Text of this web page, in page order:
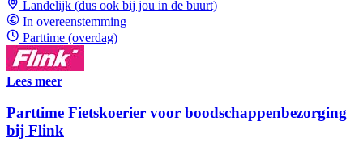
Landelijk (dus ook bij jou in de buurt)
In overeenstemming
Parttime (overdag)
Lees meer
Parttime Fietskoerier voor boodschappenbezorging
bij Flink